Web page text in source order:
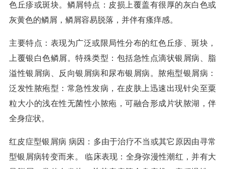
色丘疹或斑块。鳞屑特点：皮损上覆盖有很厚的灰白色或
灰黄色的鳞屑，鳞屑容易脱落，并伴有瘙痒感。
主要特点：表现为广泛或限局性分布的红色丘疹、斑块，
上覆银白色鳞屑。特殊类型：包括急性点滴状银屑病、脂
溢性银屑病、反向银屑病和尿布银屑病。脓疱型银屑病：
泛发性脓疱型：常急性发病，在皮肤上迅速出现针尖至粟
粒大小的浅在性无菌性小脓疱，可融合形成片状脓湖，伴
全身症状。
红皮症型银屑病 病因：多由于治疗不当或其它原因由寻常
型银屑病转变而来。 临床表现：全身弥漫性潮红，并有大